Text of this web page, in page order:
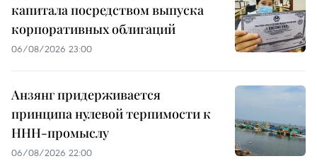
капитала посредством выпуска
корпоративных облигаций
06/08/2026 23:00
Анзянг придерживается
принципа нулевой терпимости к
ННН-промыслу
06/08/2026 22:00